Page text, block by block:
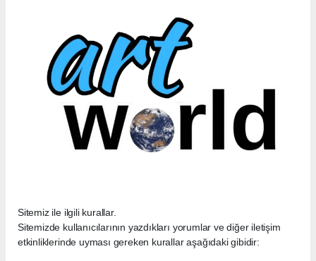
Sitemiz ile ilgili kurallar.
Sitemizde kullanıcılarının yazdıkları yorumlar ve diğer iletişim
etkinliklerinde uyması gereken kurallar aşağıdaki gibidir: